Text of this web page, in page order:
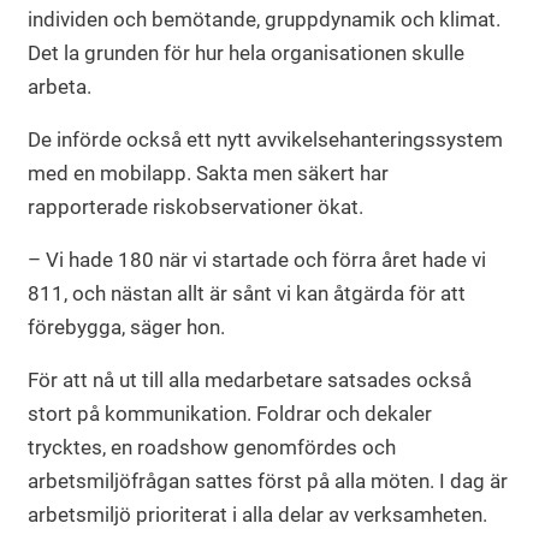
individen och bemötande, gruppdynamik och klimat.
Det la grunden för hur hela organisationen skulle
arbeta.
De införde också ett nytt avvikelsehanteringssystem
med en mobilapp. Sakta men säkert har
rapporterade riskobservationer ökat.
– Vi hade 180 när vi startade och förra året hade vi
811, och nästan allt är sånt vi kan åtgärda för att
förebygga, säger hon.
För att nå ut till alla medarbetare satsades också
stort på kommunikation. Foldrar och dekaler
trycktes, en roadshow genomfördes och
arbetsmiljöfrågan sattes först på alla möten. I dag är
arbetsmiljö prioriterat i alla delar av verksamheten.